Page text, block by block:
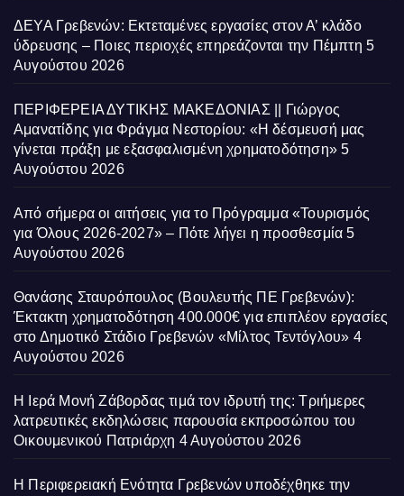
ΔΕΥΑ Γρεβενών: Εκτεταμένες εργασίες στον Α’ κλάδο
ύδρευσης – Ποιες περιοχές επηρεάζονται την Πέμπτη 5
Αυγούστου 2026
ΠΕΡΙΦΕΡΕΙΑ ΔΥΤΙΚΗΣ ΜΑΚΕΔΟΝΙΑΣ || Γιώργος
Αμανατίδης για Φράγμα Νεστορίου: «Η δέσμευσή μας
γίνεται πράξη με εξασφαλισμένη χρηματοδότηση» 5
Αυγούστου 2026
Από σήμερα οι αιτήσεις για το Πρόγραμμα «Τουρισμός
για Όλους 2026-2027» – Πότε λήγει η προσθεσμία 5
Αυγούστου 2026
Θανάσης Σταυρόπουλος (Βουλευτής ΠΕ Γρεβενών):
Έκτακτη χρηματοδότηση 400.000€ για επιπλέον εργασίες
στο Δημοτικό Στάδιο Γρεβενών «Μίλτος Τεντόγλου» 4
Αυγούστου 2026
Η Ιερά Μονή Ζάβορδας τιμά τον ιδρυτή της: Τριήμερες
λατρευτικές εκδηλώσεις παρουσία εκπροσώπου του
Οικουμενικού Πατριάρχη 4 Αυγούστου 2026
Η Περιφερειακή Ενότητα Γρεβενών υποδέχθηκε την